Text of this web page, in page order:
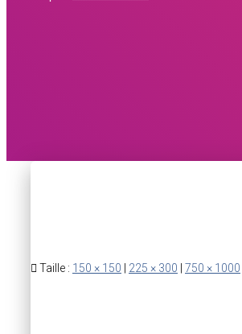
Taille : 150 × 150 225 × 300 750 × 1000